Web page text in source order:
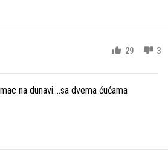
29 3
na dunavi....sa dvema ćućama